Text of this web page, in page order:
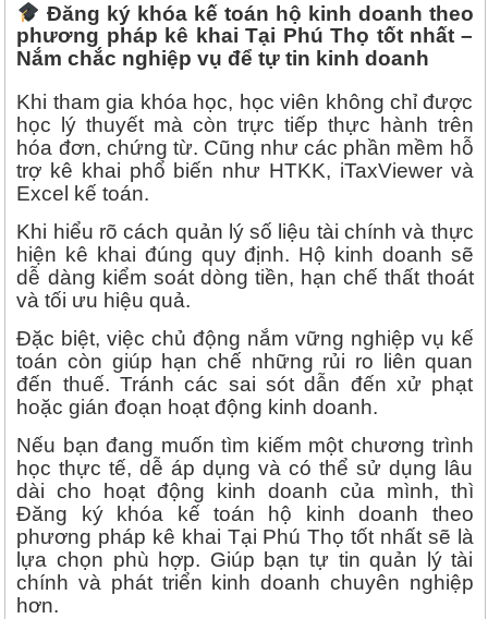
Đăng ký khóa kế toán hộ kinh doanh theo
phương pháp kê khai Tại Phú Thọ tốt nhất –
Nắm chắc nghiệp vụ để tự tin kinh doanh
Khi tham gia khóa học, học viên không chỉ được
học lý thuyết mà còn trực tiếp thực hành trên
hóa đơn, chứng từ. Cũng như các phần mềm hỗ
trợ kê khai phổ biến như HTKK, iTaxViewer và
Excel kế toán.
Khi hiểu rõ cách quản lý số liệu tài chính và thực
hiện kê khai đúng quy định. Hộ kinh doanh sẽ
dễ dàng kiểm soát dòng tiền, hạn chế thất thoát
và tối ưu hiệu quả.
Đặc biệt, việc chủ động nắm vững nghiệp vụ kế
toán còn giúp hạn chế những rủi ro liên quan
đến thuế. Tránh các sai sót dẫn đến xử phạt
hoặc gián đoạn hoạt động kinh doanh.
Nếu bạn đang muốn tìm kiếm một chương trình
học thực tế, dễ áp dụng và có thể sử dụng lâu
dài cho hoạt động kinh doanh của mình, thì
Đăng ký khóa kế toán hộ kinh doanh theo
phương pháp kê khai Tại Phú Thọ tốt nhất sẽ là
lựa chọn phù hợp. Giúp bạn tự tin quản lý tài
chính và phát triển kinh doanh chuyên nghiệp
hơn.